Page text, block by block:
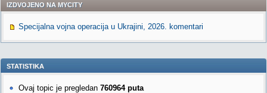
IZDVOJENO NA MYCITY
Specijalna vojna operacija u Ukrajini, 2026. komentari
STATISTIKA
Ovaj topic je pregledan 760964 puta